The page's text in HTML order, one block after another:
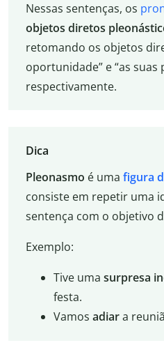
Nessas sentenças, os
objetos diretos
retomando os objetos
oportunidade” e “as suas
respectivamente.
Dica
Pleonasmo é uma figura
consiste em repetir uma
sentença com o objetivo
Exemplo:
Tive uma surpresa
festa.
Vamos adiara